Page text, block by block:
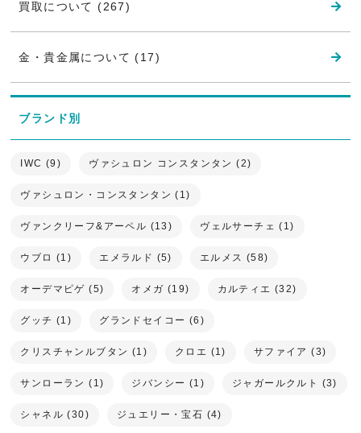
買取について (267)
金・貴金属について (17)
ブランド別
IWC (9) ヴァシュロン コンスタンタン (2)
ヴァシュロン・コンスタンタン (1)
ヴァンクリーフ&アーペル (13) ヴェルサーチェ (1)
ウブロ (1) エメラルド (5) エルメス (58)
オーデマピゲ (5) オメガ (19) カルティエ (32)
グッチ (1) グランドセイコー (6)
クリスチャンルブタン (1) クロエ (1) サファイア (3)
サンローラン (1) ジバンシー (1) ジャガールクルト (3)
シャネル (30) ジュエリー・宝石 (4)